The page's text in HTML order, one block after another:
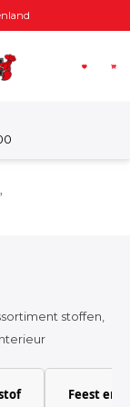
stoffen,
Feest en